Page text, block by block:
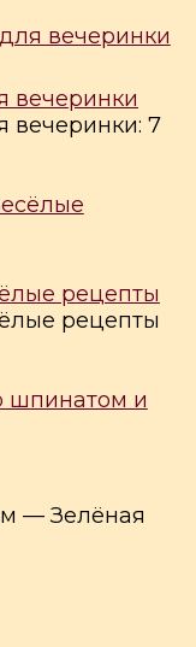
вечеринки
вечеринки: 7
рецепты
рецепты
— Зелёная